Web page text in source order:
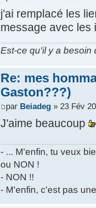
j'ai remplacé les
message avec les
Est-ce qu'il y a besoin
Re: mes
Gaston???)
par Beiadeg» 23 Fév
J'aime beaucoup
- ... M'enfin, tu veux
ou NON !
- NON !!
- M'enfin, c'est pas